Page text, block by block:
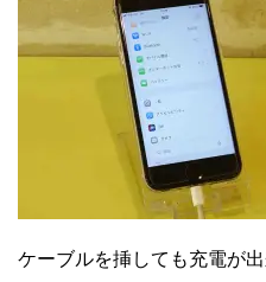
ケーブルを挿しても充電が出